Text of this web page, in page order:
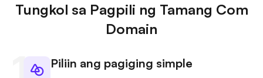
Tungkol sa Pagpili ng Tamang Com
Domain
Piliin ang pagiging simple